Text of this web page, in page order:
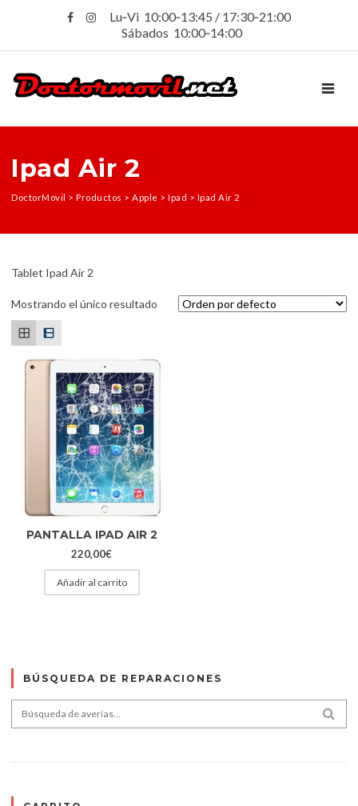
Lu‑Vi 10:00‑13:45 / 17:30‑21:00
Sábados 10:00‑14:00
Ipad Air 2
DoctorMovil > Productos > Apple > Ipad > Ipad Air 2
Tablet Ipad Air 2
Mostrando el único resultado
PANTALLA IPAD AIR 2
220,00€
Añadir al carrito
BÚSQUEDA DE REPARACIONES
Search for: